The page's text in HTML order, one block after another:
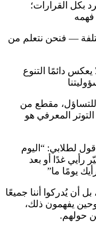
بكل القرارات؛
فهمه
— فنحن نتعلم من
يعكس دائمًا التنوع
مقطع من
المعرفي هو
أقول لطلابي: “ اليوم
رأيي غدًا أو بعد
يومًا ما”
أن يُدركوا أننا جميعًا
يفهمون ذلك،
حولهم.